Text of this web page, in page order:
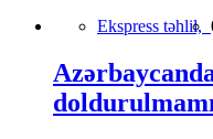
Ekspress təhlil,